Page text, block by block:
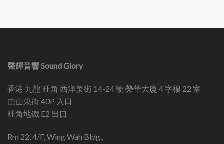
聲輝音響 Sound Glory
香港 九龍 旺角 西洋菜街 14-24 號 榮華大廈 4 字樓 22 室
由山東街 40P 入口
旺角地鐵 E2 出口
Rm 22, 4/F, Wing Wah Bldg.,